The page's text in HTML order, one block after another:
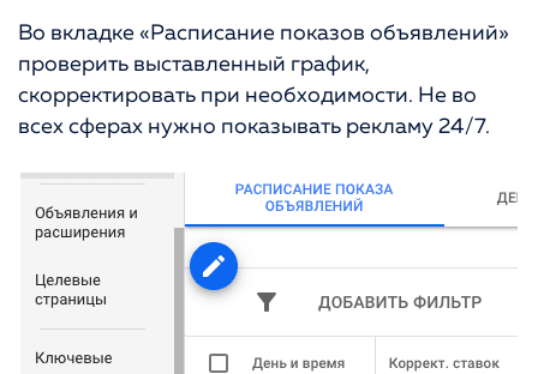
Во вкладке «Расписание показов объявлений»
проверить выставленный график,
скорректировать при необходимости. Не во
всех сферах нужно показывать рекламу 24/7.